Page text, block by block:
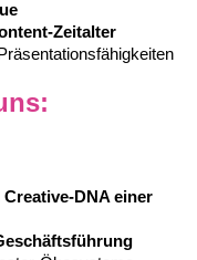
Zeitalter
DNA einer